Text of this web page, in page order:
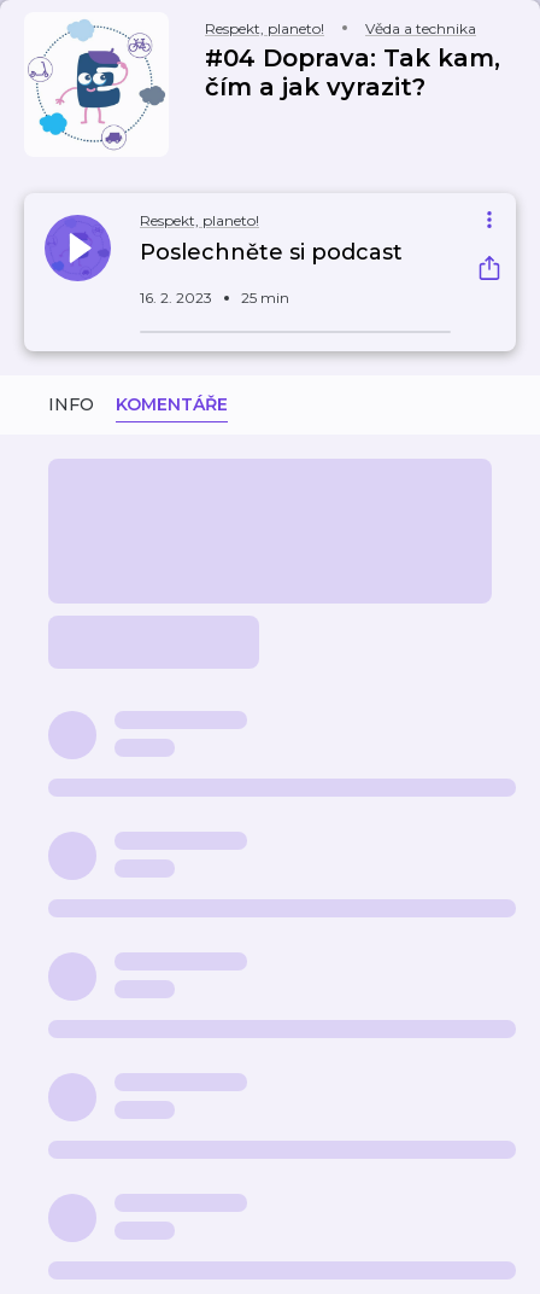
Respekt, planeto! Věda a technika
#04 Doprava: Tak kam,
čím a jak vyrazit?
Respekt, planeto!
Poslechněte si podcast
16. 2. 2023 25 min
INFO KOMENTÁŘE